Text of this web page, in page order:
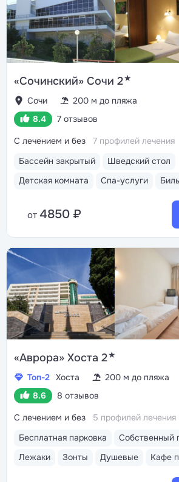
«Сочинский» Сочи 2★
Сочи
200 м до пляжа
8.4
7 отзывов
Бассейн закрытый
Шведский стол
Детская комната
Спа-услуги
С лечением и без 7 профилей лечения
от 4850 ₽
«Аврора» Хоста 2★
Топ-2 Хоста
200 м до пляжа
8.6
8 отзывов
Бесплатная парковка
Собственный
Лежаки
Зонты Душевые Кафе
С лечением и без 5 профилей лечения